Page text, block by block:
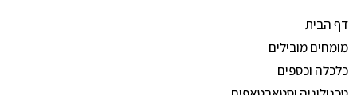
דף הבית
מומחים מובילים
כלכלה וכספים